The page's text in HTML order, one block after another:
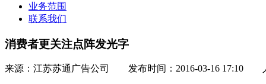
业务范围
联系我们
消费者更关注点阵发光字
来源：江苏苏通广告公司 发布时间：2016-03-16 17:10